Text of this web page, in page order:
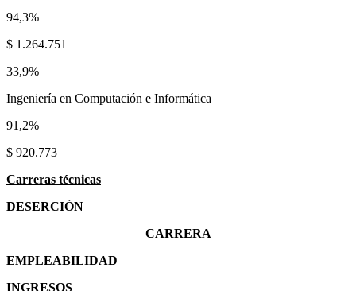
94,3%
$ 1.264.751
33,9%
Ingeniería en Computación e Informática
91,2%
$ 920.773
Carreras técnicas
DESERCIÓN
CARRERA
EMPLEABILIDAD
INGRESOS